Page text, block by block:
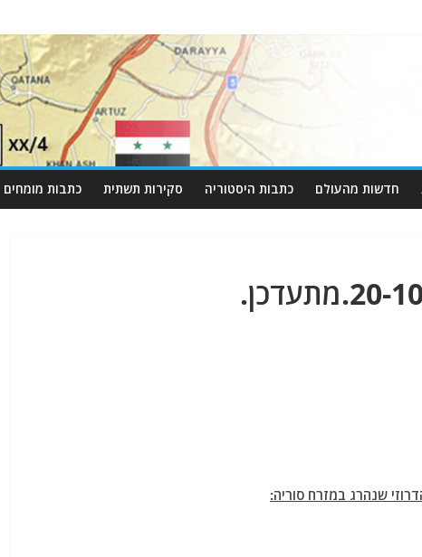
חדשות מהעולם כתבות היסטוריה סקירות תשתית כתבות מומחים
שנהרג במזרח סוריה: